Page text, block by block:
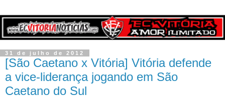
31 de julho de 2012
[São Caetano x Vitória] Vitória defende
a vice-liderança jogando em São
Caetano do Sul